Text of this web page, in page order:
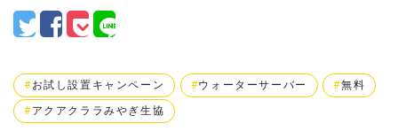
お試し設置キャンペーン ウォーターサーバー 無料
アクアクララみやぎ生協